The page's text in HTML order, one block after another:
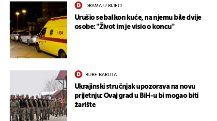
DRAMA U RIJECI
Urušio se balkon kuće, na njemu bile dvije
osobe: "Život im je visio o koncu"
BURE BARUTA
Ukrajinski stručnjak upozorava na novu
prijetnju: Ovaj grad u BiH-u bi mogao biti
žarište
UKLJUČITE NOTIFIKACIJE